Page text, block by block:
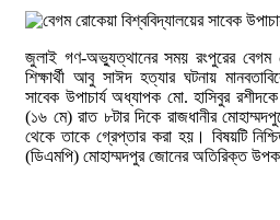
জুলাই গণ-অভ্যুত্থানের সময় রংপুরের বেগম
শিক্ষার্থী আবু সাঈদ হত্যার ঘটনায়
সাবেক উপাচার্য অধ্যাপক মো. হাসিবুর
(১৬ মে) রাত ৮টার দিকে রাজধানীর
থেকে তাকে গ্রেপ্তার করা হয়। বিষয়টি
(ডিএমপি) মোহাম্মদপুর জোনের অতিরিক্ত